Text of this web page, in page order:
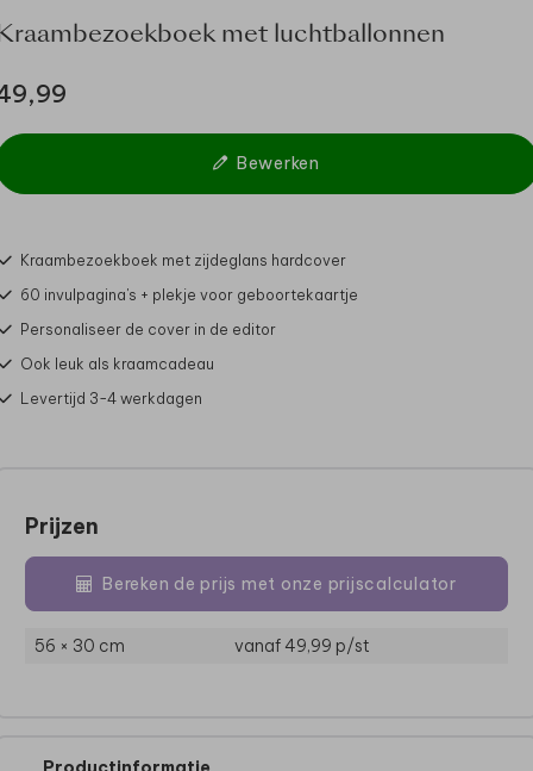
met luchtballonnen
Bewerken
Kraambezoekboek met zijdeglans hardcover
60 invulpagina's + plekje voor geboortekaartje
Personaliseer de cover in de editor
Ook leuk als kraamcadeau
Levertijd 3-4 werkdagen
Prijzen
Bereken de prijs met onze prijscalculator
56 × 30 cm vanaf 49,99 p/st